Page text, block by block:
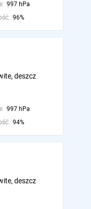
997 hPa
96%
deszcz
997 hPa
94%
deszcz